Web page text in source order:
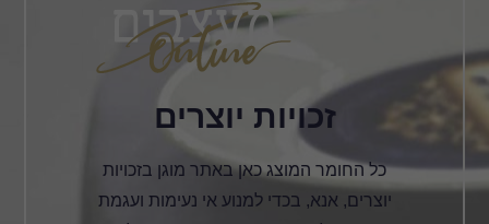
זכויות יוצרים
כל החומר המוצג כאן באתר מוגן בזכויות
יוצרים, אנא, בכדי למנוע אי נעימות ועגמת